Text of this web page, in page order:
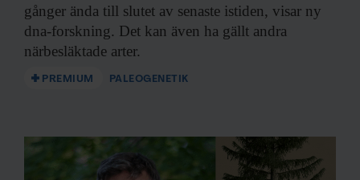
gånger ända till slutet av senaste istiden, visar ny
dna-forskning. Det kan även ha gällt andra
närbesläktade arter.
PREMIUM PALEOGENETIK